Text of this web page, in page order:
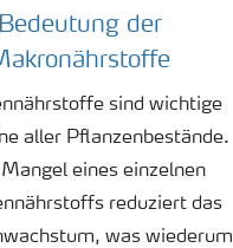
Bedeutung der
sind wichtige
aller Pflanzenbestände.
Mangel eines einzelnen
reduziert das
was wiederum